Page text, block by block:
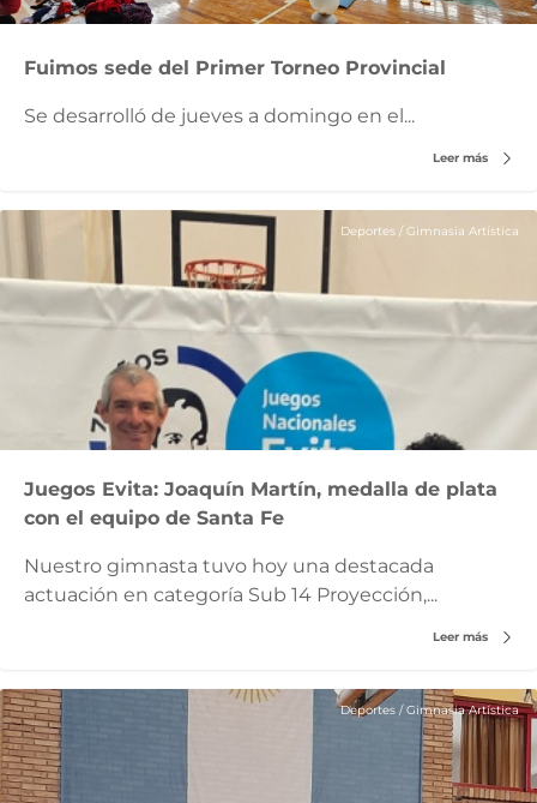
Fuimos sede del Primer Torneo Provincial
Se desarrolló de jueves a domingo en el...
Leer más
Deportes / Gimnasia Artística
Juegos Evita: Joaquín Martín, medalla de plata
con el equipo de Santa Fe
Nuestro gimnasta tuvo hoy una destacada
actuación en categoría Sub 14 Proyección,...
Leer más
Deportes / Gimnasia Artística